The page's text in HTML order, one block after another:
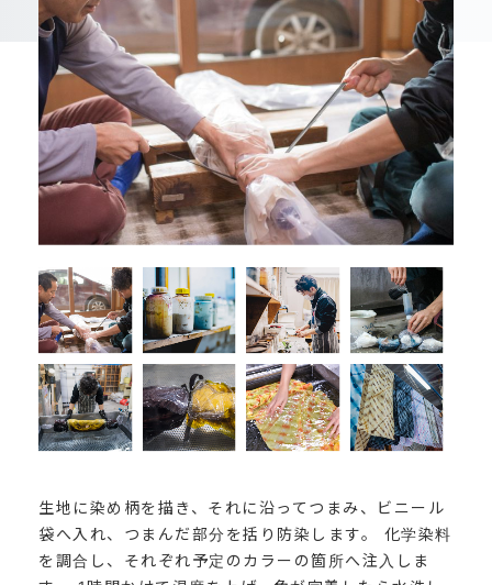
生地に染め柄を描き、それに沿ってつまみ、ビニール
袋へ入れ、つまんだ部分を括り防染します。 化学染料
を調合し、それぞれ予定のカラーの箇所へ注入しま